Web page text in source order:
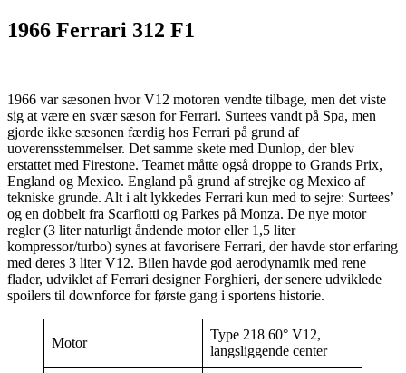
1966 Ferrari 312 F1
1966 var sæsonen hvor V12 motoren vendte tilbage, men det viste
sig at være en svær sæson for Ferrari. Surtees vandt på Spa, men
gjorde ikke sæsonen færdig hos Ferrari på grund af
uoverensstemmelser. Det samme skete med Dunlop, der blev
erstattet med Firestone. Teamet måtte også droppe to Grands Prix,
England og Mexico. England på grund af strejke og Mexico af
tekniske grunde. Alt i alt lykkedes Ferrari kun med to sejre: Surtees’
og en dobbelt fra Scarfiotti og Parkes på Monza. De nye motor
regler (3 liter naturligt åndende motor eller 1,5 liter
kompressor/turbo) synes at favorisere Ferrari, der havde stor erfaring
med deres 3 liter V12. Bilen havde god aerodynamik med rene
flader, udviklet af Ferrari designer Forghieri, der senere udviklede
spoilers til downforce for første gang i sportens historie.
Motor
Type 218 60° V12,
langsliggende center